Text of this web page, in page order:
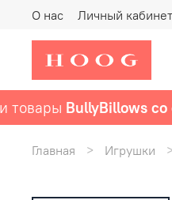
О нас Личный кабинет
BullyBillows со
Главная Игрушки